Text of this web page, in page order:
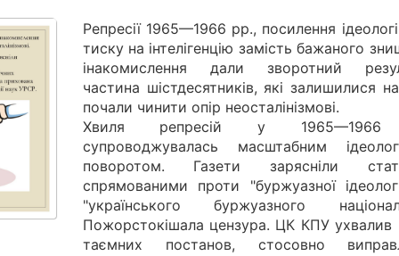
Репресії 1965—1966 pp., посилення
тиску на інтелігенцію замість бажаного
інакомислення дали зворотний
частина шістдесятників, які залишилися
почали чинити опір неосталінізмові.
Хвиля репресій у
супроводжувалась масштабним
поворотом. Газети зарясніли
спрямованими проти "буржуазної
"українського буржуазного
Пожорстокішала цензура. ЦК КПУ ухвалив
таємних постанов, стосовно